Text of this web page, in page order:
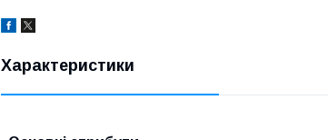
Характеристики